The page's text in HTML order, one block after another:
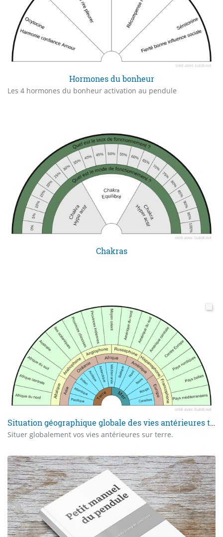
Hormones du bonheur
Les 4 hormones du bonheur activation au pendule
Chakras
Situation géographique globale des vies antérieures terrestres
Situer globalement vos vies antérieures sur terre.